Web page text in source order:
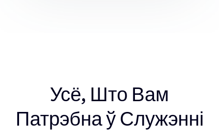
Усё, Што Вам
Патрэбна ў Служэнні